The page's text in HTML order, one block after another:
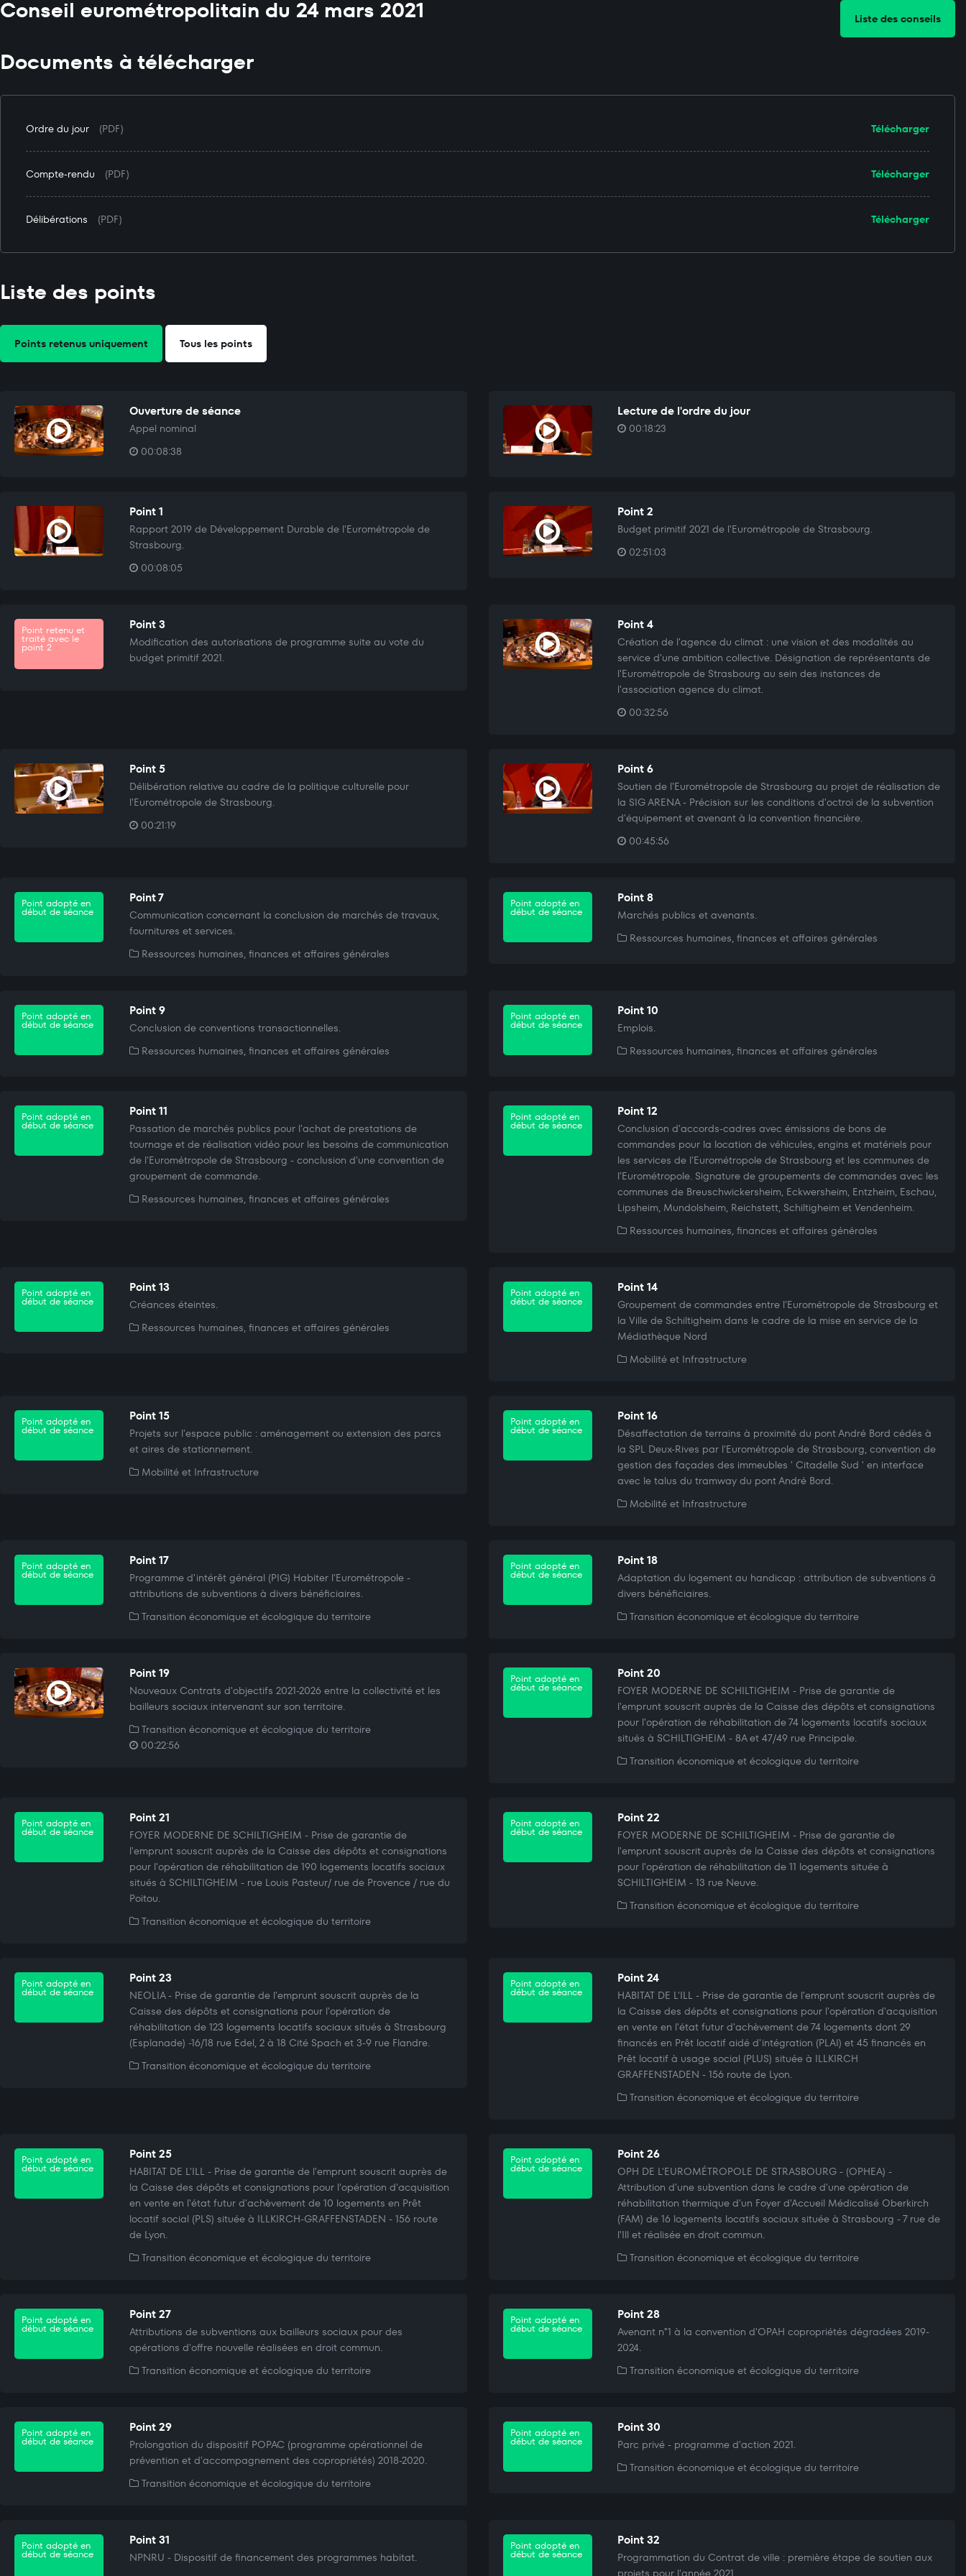
Conseil eurométropolitain du 24 mars 2021 Liste des conseils
Documents à télécharger
Télécharger
Ordre du jour (PDF)
Télécharger
Compte-rendu (PDF)
Télécharger
Délibérations (PDF)
Liste des points
Points retenus uniquement Tous les points
Ouverture de séance
Appel nominal
00:08:38
Lecture de l'ordre du jour
00:18:23
Point 1
Rapport 2019 de Développement Durable de l'Eurométropole de
Strasbourg.
00:08:05
Point 2
Budget primitif 2021 de l'Eurométropole de Strasbourg.
02:51:03
Point retenu et
traité avec le
point 2
Point 3
Modification des autorisations de programme suite au vote du
budget primitif 2021.
Point 4
Création de l'agence du climat : une vision et des modalités au
service d'une ambition collective. Désignation de représentants de
l'Eurométropole de Strasbourg au sein des instances de
l'association agence du climat.
00:32:56
Point 5
Délibération relative au cadre de la politique culturelle pour
l'Eurométropole de Strasbourg.
00:21:19
Point 6
Soutien de l'Eurométropole de Strasbourg au projet de réalisation de
la SIG ARENA - Précision sur les conditions d'octroi de la subvention
d'équipement et avenant à la convention financière.
00:45:56
Point adopté en
début de séance
Point 7
Communication concernant la conclusion de marchés de travaux,
fournitures et services.
Ressources humaines, finances et affaires générales
Point adopté en
début de séance
Point 8
Marchés publics et avenants.
Ressources humaines, finances et affaires générales
Point adopté en
début de séance
Point 9
Conclusion de conventions transactionnelles.
Ressources humaines, finances et affaires générales
Point adopté en
début de séance
Point 10
Emplois.
Ressources humaines, finances et affaires générales
Point adopté en
début de séance
Point 11
Passation de marchés publics pour l'achat de prestations de
tournage et de réalisation vidéo pour les besoins de communication
de l'Eurométropole de Strasbourg - conclusion d'une convention de
groupement de commande.
Ressources humaines, finances et affaires générales
Point adopté en
début de séance
Point 12
Conclusion d'accords-cadres avec émissions de bons de
commandes pour la location de véhicules, engins et matériels pour
les services de l'Eurométropole de Strasbourg et les communes de
l'Eurométropole. Signature de groupements de commandes avec les
communes de Breuschwickersheim, Eckwersheim, Entzheim, Eschau,
Lipsheim, Mundolsheim, Reichstett, Schiltigheim et Vendenheim.
Ressources humaines, finances et affaires générales
Point adopté en
début de séance
Point 13
Créances éteintes.
Ressources humaines, finances et affaires générales
Point adopté en
début de séance
Point 14
Groupement de commandes entre l'Eurométropole de Strasbourg et
la Ville de Schiltigheim dans le cadre de la mise en service de la
Médiathèque Nord
Mobilité et Infrastructure
Point adopté en
début de séance
Point 15
Projets sur l'espace public : aménagement ou extension des parcs
et aires de stationnement.
Mobilité et Infrastructure
Point adopté en
début de séance
Point 16
Désaffectation de terrains à proximité du pont André Bord cédés à
la SPL Deux-Rives par l'Eurométropole de Strasbourg, convention de
gestion des façades des immeubles ' Citadelle Sud ' en interface
avec le talus du tramway du pont André Bord.
Mobilité et Infrastructure
Point adopté en
début de séance
Point 17
Programme d'intérêt général (PIG) Habiter l'Eurométropole -
attributions de subventions à divers bénéficiaires.
Transition économique et écologique du territoire
Point adopté en
début de séance
Point 18
Adaptation du logement au handicap : attribution de subventions à
divers bénéficiaires.
Transition économique et écologique du territoire
Point 19
Nouveaux Contrats d'objectifs 2021-2026 entre la collectivité et les
bailleurs sociaux intervenant sur son territoire.
Transition économique et écologique du territoire
00:22:56
Point adopté en
début de séance
Point 20
FOYER MODERNE DE SCHILTIGHEIM - Prise de garantie de
l'emprunt souscrit auprès de la Caisse des dépôts et consignations
pour l'opération de réhabilitation de 74 logements locatifs sociaux
situés à SCHILTIGHEIM - 8A et 47/49 rue Principale.
Transition économique et écologique du territoire
Point adopté en
début de séance
Point 21
FOYER MODERNE DE SCHILTIGHEIM - Prise de garantie de
l'emprunt souscrit auprès de la Caisse des dépôts et consignations
pour l'opération de réhabilitation de 190 logements locatifs sociaux
situés à SCHILTIGHEIM - rue Louis Pasteur/ rue de Provence / rue du
Poitou.
Transition économique et écologique du territoire
Point adopté en
début de séance
Point 22
FOYER MODERNE DE SCHILTIGHEIM - Prise de garantie de
l'emprunt souscrit auprès de la Caisse des dépôts et consignations
pour l'opération de réhabilitation de 11 logements située à
SCHILTIGHEIM - 13 rue Neuve.
Transition économique et écologique du territoire
Point adopté en
début de séance
Point 23
NEOLIA - Prise de garantie de l'emprunt souscrit auprès de la
Caisse des dépôts et consignations pour l'opération de
réhabilitation de 123 logements locatifs sociaux situés à Strasbourg
(Esplanade) -16/18 rue Edel, 2 à 18 Cité Spach et 3-9 rue Flandre.
Transition économique et écologique du territoire
Point adopté en
début de séance
Point 24
HABITAT DE L'ILL - Prise de garantie de l'emprunt souscrit auprès de
la Caisse des dépôts et consignations pour l'opération d'acquisition
en vente en l'état futur d'achèvement de 74 logements dont 29
financés en Prêt locatif aidé d'intégration (PLAI) et 45 financés en
Prêt locatif à usage social (PLUS) située à ILLKIRCH
GRAFFENSTADEN - 156 route de Lyon.
Transition économique et écologique du territoire
Point adopté en
début de séance
Point 25
HABITAT DE L'ILL - Prise de garantie de l'emprunt souscrit auprès de
la Caisse des dépôts et consignations pour l'opération d'acquisition
en vente en l'état futur d'achèvement de 10 logements en Prêt
locatif social (PLS) située à ILLKIRCH-GRAFFENSTADEN - 156 route
de Lyon.
Transition économique et écologique du territoire
Point adopté en
début de séance
Point 26
OPH DE L'EUROMÉTROPOLE DE STRASBOURG - (OPHEA) -
Attribution d'une subvention dans le cadre d'une opération de
réhabilitation thermique d'un Foyer d'Accueil Médicalisé Oberkirch
(FAM) de 16 logements locatifs sociaux située à Strasbourg - 7 rue de
l'Ill et réalisée en droit commun.
Transition économique et écologique du territoire
Point adopté en
début de séance
Point 27
Attributions de subventions aux bailleurs sociaux pour des
opérations d'offre nouvelle réalisées en droit commun.
Transition économique et écologique du territoire
Point adopté en
début de séance
Point 28
Avenant n°1 à la convention d'OPAH copropriétés dégradées 2019-
2024.
Transition économique et écologique du territoire
Point adopté en
début de séance
Point 29
Prolongation du dispositif POPAC (programme opérationnel de
prévention et d'accompagnement des copropriétés) 2018-2020.
Transition économique et écologique du territoire
Point adopté en
début de séance
Point 30
Parc privé - programme d'action 2021.
Transition économique et écologique du territoire
Point adopté en
début de séance
Point 31
NPNRU - Dispositif de financement des programmes habitat.
Point adopté en
début de séance
Point 32
Programmation du Contrat de ville : première étape de soutien aux
projets pour l'année 2021.